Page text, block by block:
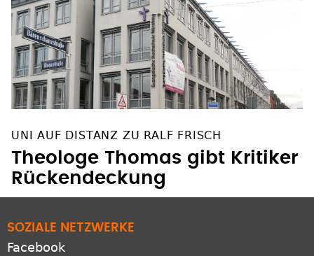
UNI AUF DISTANZ ZU RALF FRISCH
Theologe Thomas gibt Kritiker
Rückendeckung
SOZIALE NETZWERKE
Facebook